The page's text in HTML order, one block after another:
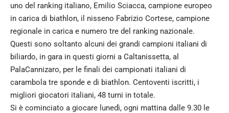
uno del ranking italiano, Emilio Sciacca, campione europeo
in carica di biathlon, il nisseno Fabrizio Cortese, campione
regionale in carica e numero tre del ranking nazionale.
Questi sono soltanto alcuni dei grandi campioni italiani di
biliardo, in gara in questi giorni a Caltanissetta, al
PalaCannizaro, per le finali dei campionati italiani di
carambola tre sponde e di biathlon. Centoventi iscritti, i
migliori giocatori italiani, 48 turni in totale.
Si è cominciato a giocare lunedì, ogni mattina dalle 9.30 le